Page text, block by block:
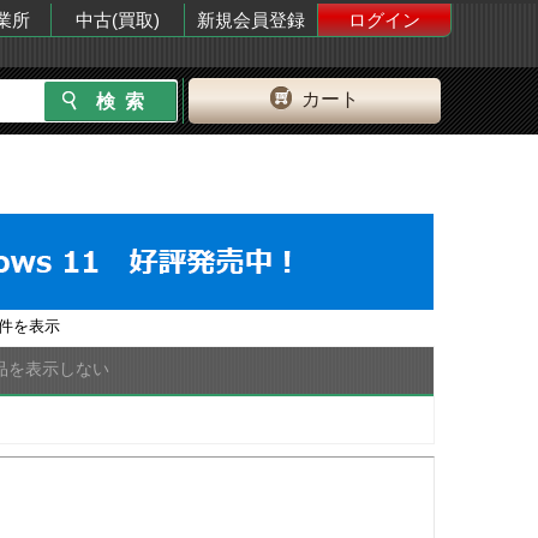
所 中古(買取) 新規会員登録
ログイン
カート
を表示
を表示しない